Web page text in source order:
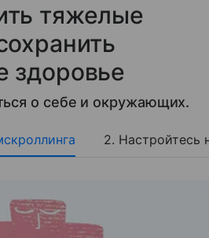
тяжелые
здоровье
о себе и окружающих.
2. Настройтесь